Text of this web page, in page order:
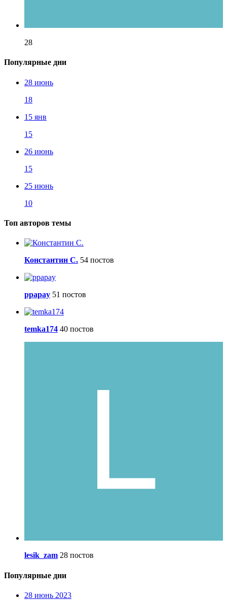
28
Популярные дни
28 июнь
18
15 янв
15
26 июнь
15
25 июнь
10
Топ авторов темы
Константин С. 54 постов
ppapay 51 постов
temka174 40 постов
lesik_zam 28 постов
Популярные дни
28 июнь 2023